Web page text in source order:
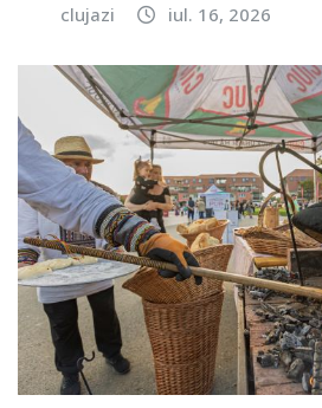
clujazi iul. 16, 2026